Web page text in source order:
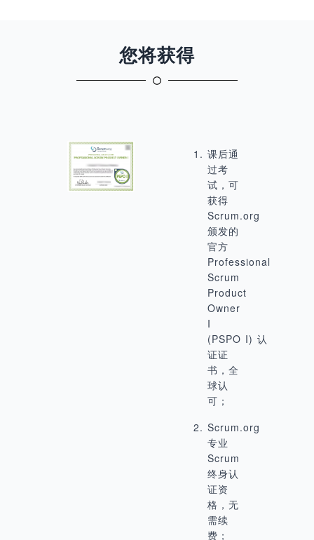
您将获得
课后通
过考
试，可
获得
Scrum.org
颁发的
官方
Professional
Scrum
Product
Owner
I
(PSPO I) 认
证证
书，全
球认
可；
Scrum.org
专业
Scrum
终身认
证资
格，无
需续
费；